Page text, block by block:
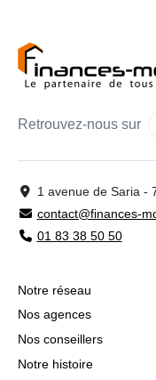
Retrouvez-nous sur
1 avenue de Saria -
contact@finances-
01 83 38 50 50
Notre réseau
Nos agences
Nos conseillers
Notre histoire